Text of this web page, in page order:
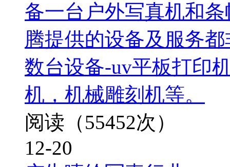
备一台户外写真机和
腾提供的设备及服务
数台设备-uv平板打印
机，机械雕刻机等。
阅读（55452次）
12-20